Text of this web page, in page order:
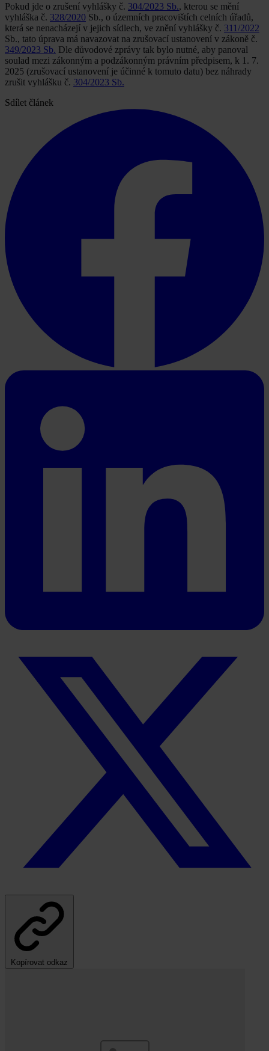
Pokud jde o zrušení vyhlášky č. 304/2023 Sb., kterou se mění
vyhláška č. 328/2020 Sb., o územních pracovištích celních úřadů,
která se nenacházejí v jejich sídlech, ve znění vyhlášky č. 311/2022
Sb., tato úprava má navazovat na zrušovací ustanovení v zákoně č.
349/2023 Sb. Dle důvodové zprávy tak bylo nutné, aby panoval
soulad mezi zákonným a podzákonným právním předpisem, k 1. 7.
2025 (zrušovací ustanovení je účinné k tomuto datu) bez náhrady
zrušit vyhlášku č. 304/2023 Sb.
Sdílet článek
Kopírovat odkaz